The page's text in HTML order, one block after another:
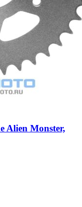
Alien Monster,